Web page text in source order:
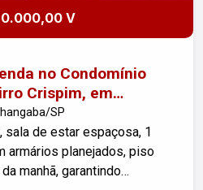
V
no Condomínio
Crispim, em
SP
de estar espaçosa, 1
armários planejados, piso
manhã, garantindo